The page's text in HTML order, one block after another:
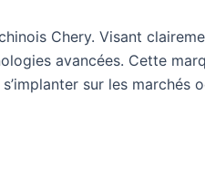
Chery. Visant
avancées. Cette
sur les marchés